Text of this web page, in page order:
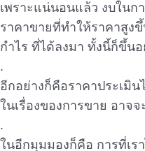
เพราะแน่นอนแล้ว งบในก
ราคาขายที่ทำให้ราคาสูง
กำไร ที่ได้ลงมา ทั้งนี้ก็ขึ้น
.
อีกอย่างก็คือราคาประเมิ
ในเรื่องของการขาย อาจ
.
ในอีกมุมมองก็คือ การที่เร